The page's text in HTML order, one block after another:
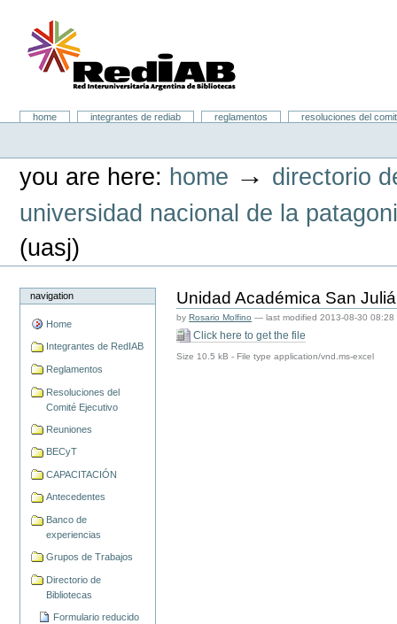
content.
Portal RedIAB
Sectionshome integrantes de rediab reglamentos
resoluciones del
you are here: home → directorio
universidad nacional de la
(uasj)
navigation
Home
Integrantes de RedIAB
Reglamentos
Resoluciones del
Comité Ejecutivo
Reuniones
BECyT
CAPACITACIÓN
Antecedentes
Banco de
experiencias
Grupos de Trabajos
Directorio de
Bibliotecas
Formulario reducido
Unidad Académica San
by Rosario Molfino — last modified2013-08-30 08:28
Click here to get the file
Size 10.5 kB -File typeapplication/vnd.ms-excel